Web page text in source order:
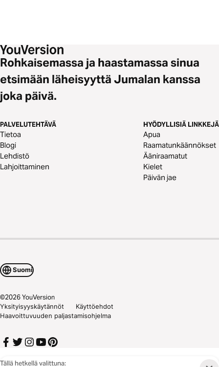
Tällä hetkellä valittuna:
Rohkaisemassa ja haastamassa sinua
etsimään läheisyyttä Jumalan kanssa
joka päivä.
PALVELUTEHTÄVÄ
Tietoa
Blogi
Lehdistö
Lahjoittaminen
HYÖDYLLISIÄ LINKKEJÄ
Apua
Raamatunkäännökset
Ääniraamatut
Kielet
Päivän jae
Suomi
©2026YouVersion
Yksityisyyskäytännöt
Käyttöehdot
Haavoittuvuuden paljastamisohjelma